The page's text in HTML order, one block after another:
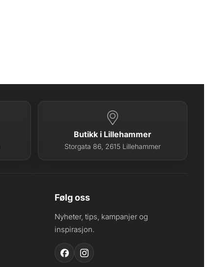
Butikk i Lillehammer
Storgata 86, 2615 Lillehammer
Følg oss
Nyheter, tips, kampanjer og
inspirasjon.